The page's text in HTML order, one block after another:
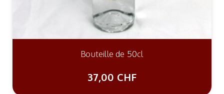
Bouteille de 50cl
37,00 CHF